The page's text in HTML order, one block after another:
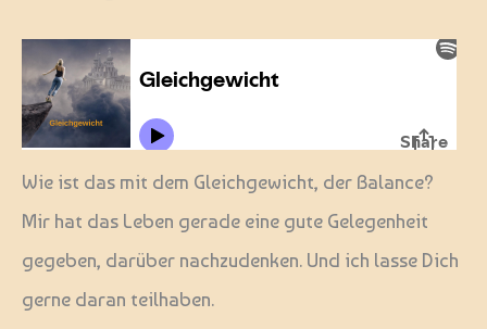
Wie ist das mit dem Gleichgewicht, der Balance?
Mir hat das Leben gerade eine gute Gelegenheit
gegeben, darüber nachzudenken. Und ich lasse Dich
gerne daran teilhaben.